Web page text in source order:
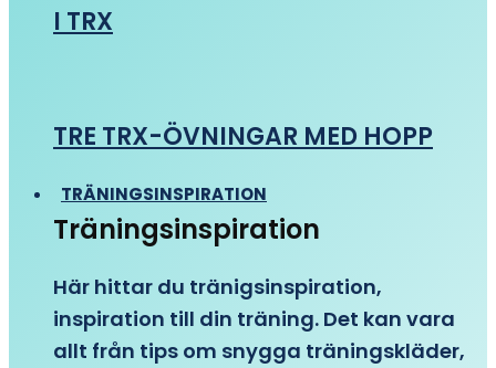
I TRX
TRE TRX-ÖVNINGAR MED HOPP
TRÄNINGSINSPIRATION
Träningsinspiration
Här hittar du tränigsinspiration,
inspiration till din träning. Det kan vara
allt från tips om snygga träningskläder,